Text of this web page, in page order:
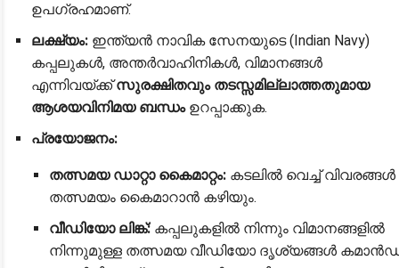
ഉപഗ്രഹമാണ്.
ലക്ഷ്യം: ഇന്ത്യൻ നാവിക സേനയുടെ (Indian Navy)
കപ്പലുകൾ, അന്തർവാഹിനികൾ, വിമാനങ്ങൾ
എന്നിവയ്ക്ക്സുരക്ഷിതവും തടസ്സമില്ലാത്തതുമായ
ആശയവിനിമയ ബന്ധംഉറപ്പാക്കുക.
പ്രയോജനം:
തത്സമയ ഡാറ്റാ കൈമാറ്റം: കടലിൽ വെച്ച് വിവരങ്ങൾ
തത്സമയം കൈമാറാൻ കഴിയും.
വീഡിയോ ലിങ്ക്: കപ്പലുകളിൽ നിന്നും വിമാനങ്ങളിൽ
നിന്നുമുള്ള തത്സമയ വീഡിയോ ദൃശ്യങ്ങൾ